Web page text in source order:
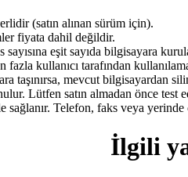
(satın alınan sürüm için).
fiyata dahil değildir.
sayısına eşit sayıda bilgisayara
fazla kullanıcı tarafından
taşınırsa, mevcut bilgisayardan
Lütfen satın almadan önce test
sağlanır. Telefon, faks veya yerinde
İlgili